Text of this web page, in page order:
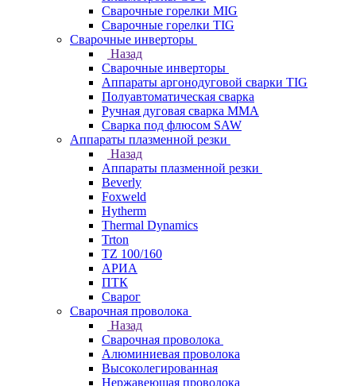
Сварочные горелки MIG
Сварочные горелки TIG
Сварочные инверторы
Назад
Сварочные инверторы
Аппараты аргонодуговой сварки TIG
Полуавтоматическая сварка
Ручная дуговая сварка MMA
Сварка под флюсом SAW
Аппараты плазменной резки
Назад
Аппараты плазменной резки
Beverly
Foxweld
Hytherm
Thermal Dynamics
Trton
TZ 100/160
АРИА
ПТК
Сварог
Сварочная проволока
Назад
Сварочная проволока
Алюминиевая проволока
Высоколегированная
Нержавеющая проволока